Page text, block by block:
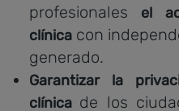
profesionales el
clínica con
generado.
Garantizar la
clínica de los